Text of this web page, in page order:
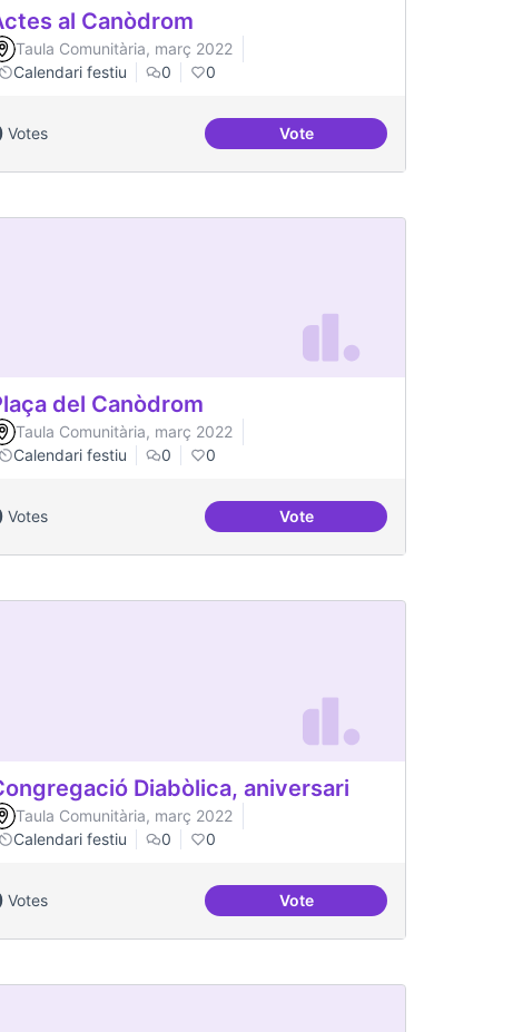
al Canòdrom
Taula Comunitària, març 2022
Calendari festiu
0 0
Votes VoteActes al Canòdrom
mental
del Canòdrom
Taula Comunitària, març 2022
Calendari festiu
0 0
Votes VotePlaça del Canòdrom
Diabòlica, aniversari
Taula Comunitària, març 2022
Calendari festiu
0 0
Votes VoteCongregació Diabòlica,